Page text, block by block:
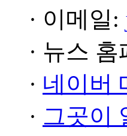
· 이메일:
· 뉴스
· 네이버
· 그곳이